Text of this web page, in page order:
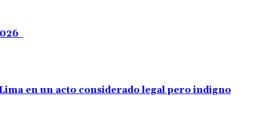
en un acto considerado legal pero indigno